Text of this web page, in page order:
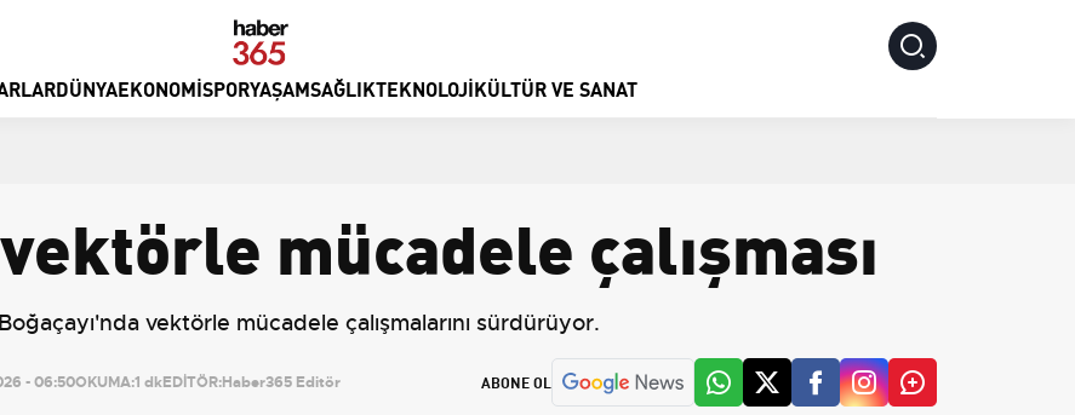
DÜNYAEKONOMISPORYAŞAMSAĞLIKTEKNOLOJIKÜLTÜR VE SANAT
mücadele çalışması
vektörle mücadele çalışmalarını sürdürüyor.
- 06:50OKUMA:1 dkEDİTÖR:Haber365 Editör ABONE OL